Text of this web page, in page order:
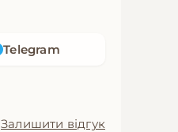
Telegram
Залишити відгук